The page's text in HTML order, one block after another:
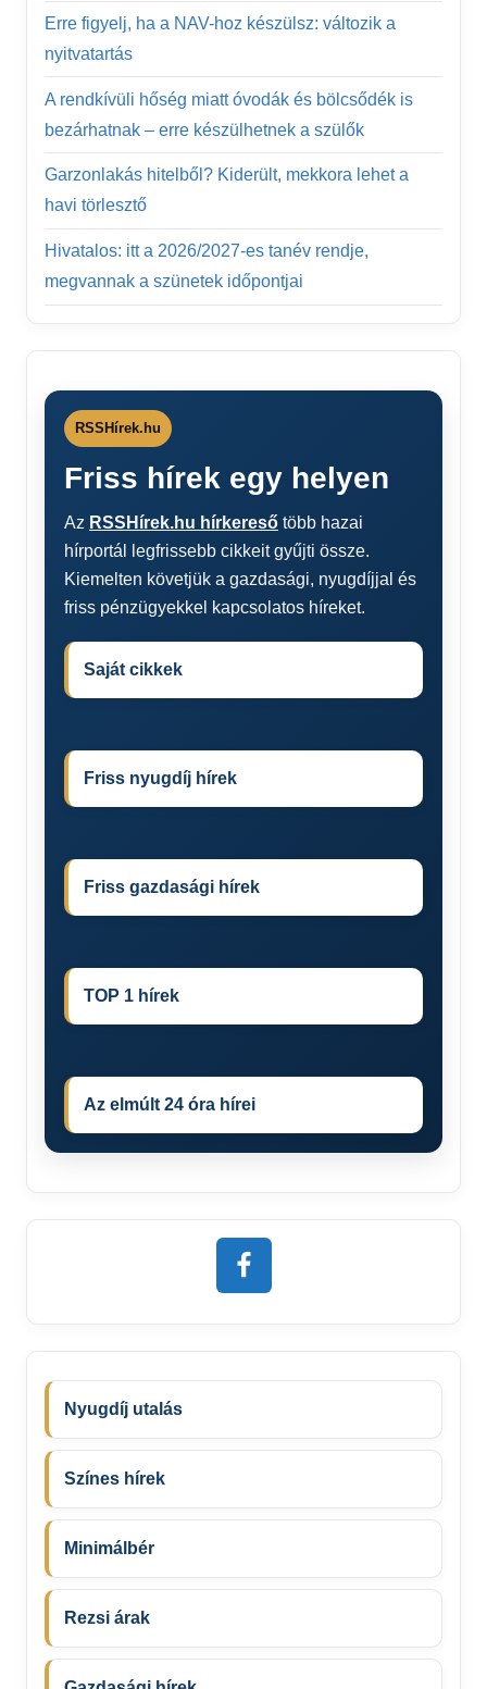
Erre figyelj, ha a NAV-hoz készülsz: változik a
nyitvatartás
A rendkívüli hőség miatt óvodák és bölcsődék is
bezárhatnak – erre készülhetnek a szülők
Garzonlakás hitelből? Kiderült, mekkora lehet a
havi törlesztő
Hivatalos: itt a 2026/2027-es tanév rendje,
megvannak a szünetek időpontjai
RSSHírek.hu
Friss hírek egy helyen
Az RSSHírek.hu hírkereső több hazai
hírportál legfrissebb cikkeit gyűjti össze.
Kiemelten követjük a gazdasági, nyugdíjjal és
friss pénzügyekkel kapcsolatos híreket.
Saját cikkek
Friss nyugdíj hírek
Friss gazdasági hírek
TOP 1 hírek
Az elmúlt 24 óra hírei
Nyugdíj utalás
Színes hírek
Minimálbér
Rezsi árak